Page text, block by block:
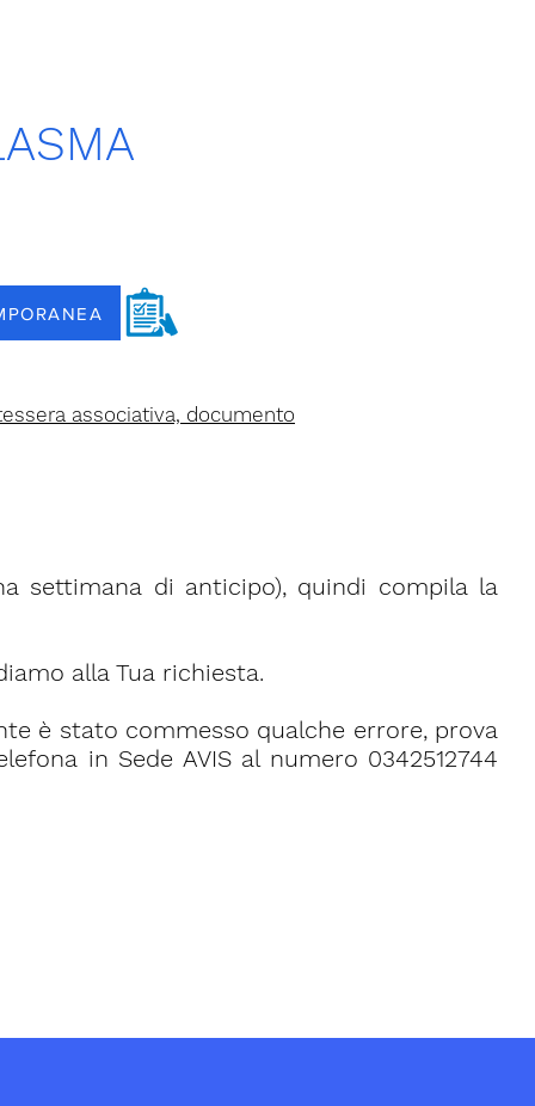
associativa, documento
settimana di anticipo), quindi compila la
alla Tua richiesta.
è stato commesso qualche errore, prova
in Sede AVIS al numero 0342512744